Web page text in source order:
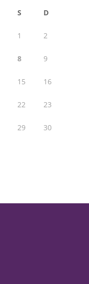
S D
1 2
8 9
15 16
22 23
29 30